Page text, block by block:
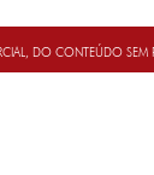
DO CONTEÚDO SEM